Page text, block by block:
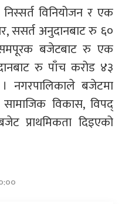
विनियोजन र एक
ससर्त अनुदानबाट रु ६०
बजेटबाट रु एक
रु पाँच करोड ४३
नगरपालिकाले बजेटमा
सामाजिक विकास, विपद्
प्राथमिकता दिइएको